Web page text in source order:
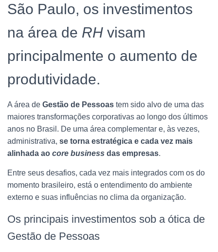
São Paulo, os investimentos
na área de RH visam
principalmente o aumento de
produtividade.
A área de Gestão de Pessoas tem sido alvo de uma das
maiores transformações corporativas ao longo dos últimos
anos no Brasil. De uma área complementar e, às vezes,
administrativa, se torna estratégica e cada vez mais
alinhada ao core business das empresas.
Entre seus desafios, cada vez mais integrados com os do
momento brasileiro, está o entendimento do ambiente
externo e suas influências no clima da organização.
Os principais investimentos sob a ótica de
Gestão de Pessoas